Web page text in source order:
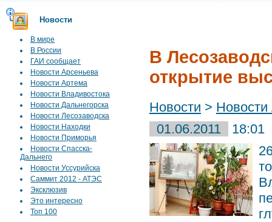
Новости
В мире
В России
ГАИ сообщает
Новости Арсеньева
Новости Артема
Новости Владивостока
Новости Дальнегорска
Новости Лесозаводска
Новости Находки
Новости Приморья
Новости Спасска-
Дальнего
Новости Уссурийска
Саммит 2012 - АТЭС
Эксклюзив
Это интересно
Топ 100
В
открытие
Новости > Новости
01.06.2011
18:01